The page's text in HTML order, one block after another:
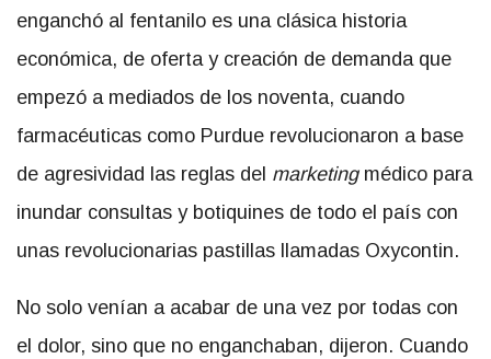
enganchó al fentanilo es una clásica historia
económica, de oferta y creación de demanda que
empezó a mediados de los noventa, cuando
farmacéuticas como Purdue revolucionaron a base
de agresividad las reglas del marketing médico para
inundar consultas y botiquines de todo el país con
unas revolucionarias pastillas llamadas Oxycontin.
No solo venían a acabar de una vez por todas con
el dolor, sino que no enganchaban, dijeron. Cuando